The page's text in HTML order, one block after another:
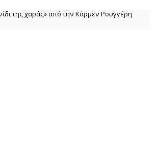
της χαράς» από την Κάρμεν Ρουγγέρη